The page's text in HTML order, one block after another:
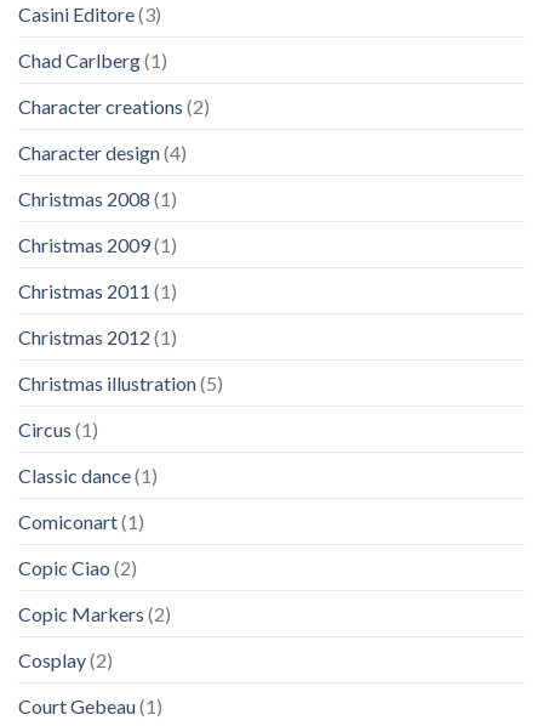
Casini Editore(3)
Chad Carlberg(1)
Character creations (2)
Character design(4)
Christmas 2008 (1)
Christmas 2009(1)
Christmas 2011 (1)
Christmas 2012 (1)
Christmas illustration(5)
Circus (1)
Classic dance(1)
Comiconart(1)
Copic Ciao (2)
Copic Markers (2)
Cosplay(2)
Court Gebeau(1)